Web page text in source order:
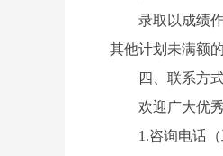
录取以成绩
其他计划未满额
四、联系方
欢迎广大优
1.咨询电话（